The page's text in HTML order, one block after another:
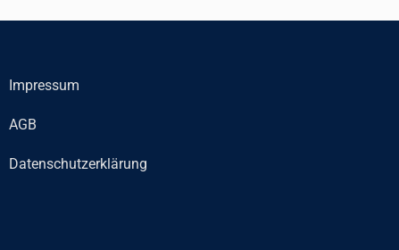
Impressum
AGB
Datenschutzerklärung